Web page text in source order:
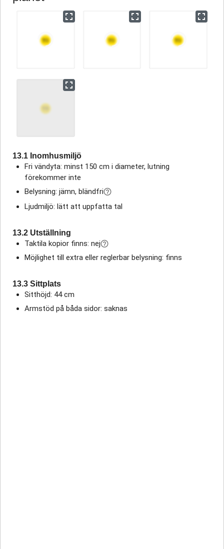
13.1 Inomhusmiljö
Fri vändyta: minst 150 cm i diameter, lutning
förekommer inte
Belysning: jämn, bländfri
Ljudmiljö: lätt att uppfatta tal
13.2 Utställning
Taktila kopior finns: nej
Möjlighet till extra eller reglerbar belysning: finns
13.3 Sittplats
Sitthöjd: 44 cm
Armstöd på båda sidor: saknas